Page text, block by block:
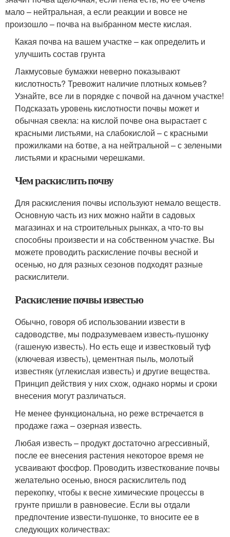
мало – нейтральная, а если реакции и вовсе не
произошло – почва на выбранном месте кислая.
Какая почва на вашем участке – как определить и
улучшить состав грунта
Лакмусовые бумажки неверно показывают
кислотность? Тревожит наличие плотных комьев?
Узнайте, все ли в порядке с почвой на дачном участке!
Подсказать уровень кислотности почвы может и
обычная свекла: на кислой почве она вырастает с
красными листьями, на слабокислой – с красными
прожилками на ботве, а на нейтральной – с зелеными
листьями и красными черешками.
Чем раскислить почву
Для раскисления почвы используют немало веществ.
Основную часть из них можно найти в садовых
магазинах и на строительных рынках, а что-то вы
способны произвести и на собственном участке. Вы
можете проводить раскисление почвы весной и
осенью, но для разных сезонов подходят разные
раскислители.
Раскисление почвы известью
Обычно, говоря об использовании извести в
садоводстве, мы подразумеваем известь-пушонку
(гашеную известь). Но есть еще и известковый туф
(ключевая известь), цементная пыль, молотый
известняк (углекислая известь) и другие вещества.
Принцип действия у них схож, однако нормы и сроки
внесения могут различаться.
Не менее функциональна, но реже встречается в
продаже гажа – озерная известь.
Любая известь – продукт достаточно агрессивный,
после ее внесения растения некоторое время не
усваивают фосфор. Проводить известкование почвы
желательно осенью, внося раскислитель под
перекопку, чтобы к весне химические процессы в
грунте пришли в равновесие. Если вы отдали
предпочтение извести-пушонке, то вносите ее в
следующих количествах: